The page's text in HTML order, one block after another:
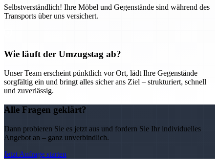
Selbstverständlich! Ihre Möbel und Gegenstände sind während des
Transports über uns versichert.
Wie läuft der Umzugstag ab?
Unser Team erscheint pünktlich vor Ort, lädt Ihre Gegenstände
sorgfältig ein und bringt alles sicher ans Ziel – strukturiert, schnell
und zuverlässig.
Alle Fragen geklärt?
Dann probieren Sie es jetzt aus und fordern Sie Ihr individuelles
Angebot an – ganz unverbindlich.
Jetzt Anfrage starten